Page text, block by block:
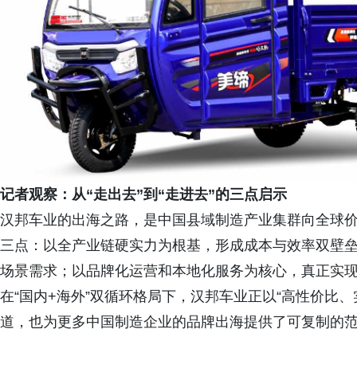
记者观察：从“走出去”到“走进去”的三点启示
汉邦车业的出海之路，是中国县域制造产业集群向全球
三点：以全产业链硬实力为根基，形成成本与效率双壁
场景需求；以品牌化运营和本地化服务为核心，真正实
在“国内+海外”双循环格局下，汉邦车业正以“高性价比
道，也为更多中国制造企业的品牌出海提供了可复制的